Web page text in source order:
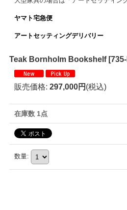
ヤマト宅急便
アートセッティングデリバリー
Teak Bornholm Bookshelf [735-
販売価格: 297,000円 (税込)
在庫数 1点
数量: